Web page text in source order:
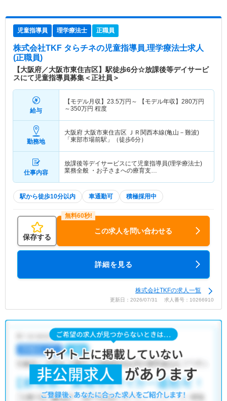
児童指導員 理学療法士 正職員
株式会社TKF タらチネの児童指導員,理学療法士求人
(正職員)
【大阪府／大阪市東住吉区】駅徒歩6分☆放課後等デイサービ
スにて児童指導員募集＜正社員＞
給与
【モデル月収】 23.5万円～ 【モデル年収】 280万円
～350万円 程度
勤務地
大阪府 大阪市東住吉区 ＪＲ関西本線(亀山－難波)
「東部市場前駅」（徒歩6分）
仕事内容
放課後等デイサービスにて児童指導員(理学療法士)
業務全般 ・お子さまへの療育支…
駅から徒歩10分以内 車通勤可 積極採用中
保存する
この求人を問い合わせる
詳細を見る
株式会社TKFの求人一覧
更新日：2026/07/31 求人番号：10266910